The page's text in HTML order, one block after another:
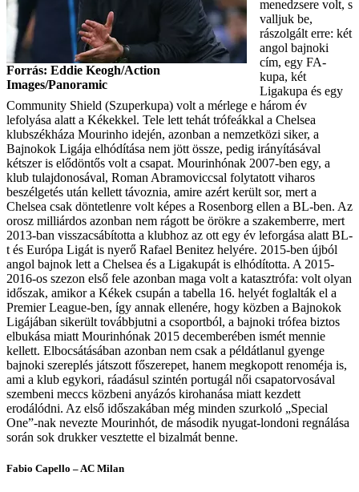
Forrás: Eddie Keogh/Action
Images/Panoramic
menedzsere volt, s
valljuk be,
rászolgált erre: két
angol bajnoki
cím, egy FA-
kupa, két
Ligakupa és egy
Community Shield (Szuperkupa) volt a mérlege e három év
lefolyása alatt a Kékekkel. Tele lett tehát trófeákkal a Chelsea
klubszékháza Mourinho idején, azonban a nemzetközi siker, a
Bajnokok Ligája elhódítása nem jött össze, pedig irányításával
kétszer is elődöntős volt a csapat. Mourinhónak 2007-ben egy, a
klub tulajdonosával, Roman Abramoviccsal folytatott viharos
beszélgetés után kellett távoznia, amire azért került sor, mert a
Chelsea csak döntetlenre volt képes a Rosenborg ellen a BL-ben. Az
orosz milliárdos azonban nem rágott be örökre a szakemberre, mert
2013-ban visszacsábította a klubhoz az ott egy év leforgása alatt BL-
t és Európa Ligát is nyerő Rafael Benitez helyére. 2015-ben újból
angol bajnok lett a Chelsea és a Ligakupát is elhódította. A 2015-
2016-os szezon első fele azonban maga volt a katasztrófa: volt olyan
időszak, amikor a Kékek csupán a tabella 16. helyét foglalták el a
Premier League-ben, így annak ellenére, hogy közben a Bajnokok
Ligájában sikerült továbbjutni a csoportból, a bajnoki trófea biztos
elbukása miatt Mourinhónak 2015 decemberében ismét mennie
kellett. Elbocsátásában azonban nem csak a példátlanul gyenge
bajnoki szereplés játszott főszerepet, hanem megkopott renoméja is,
ami a klub egykori, ráadásul szintén portugál női csapatorvosával
szembeni meccs közbeni anyázós kirohanása miatt kezdett
erodálódni. Az első időszakában még minden szurkoló „Special
One”-nak nevezte Mourinhót, de második nyugat-londoni regnálása
során sok drukker vesztette el bizalmát benne.
Fabio Capello – AC Milan